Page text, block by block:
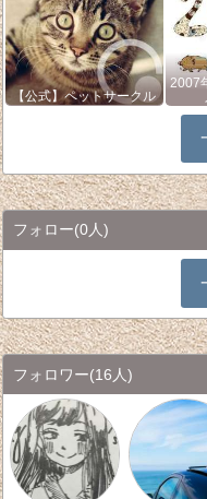
【公式】ペットサークル
2007
フォロー(0人)
フォロワー(16人)